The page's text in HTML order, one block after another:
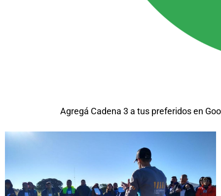
Agregá Cadena 3 a tus preferidos en